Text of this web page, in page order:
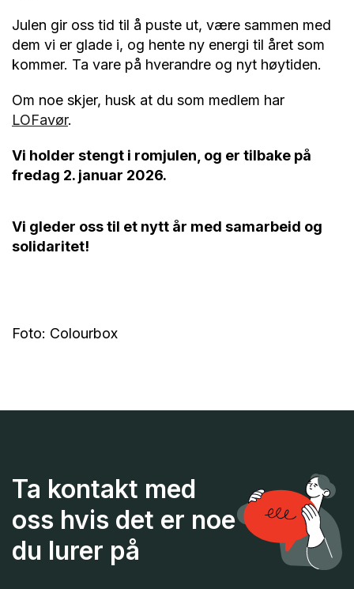
Julen gir oss tid til å puste ut, være sammen med
dem vi er glade i, og hente ny energi til året som
kommer. Ta vare på hverandre og nyt høytiden.
Om noe skjer, husk at du som medlem har
LOFavør.
Vi holder stengt i romjulen, og er tilbake på
fredag 2. januar 2026.
Vi gleder oss til et nytt år med samarbeid og
solidaritet!
Foto: Colourbox
Ta kontakt med
oss hvis det er noe
du lurer på